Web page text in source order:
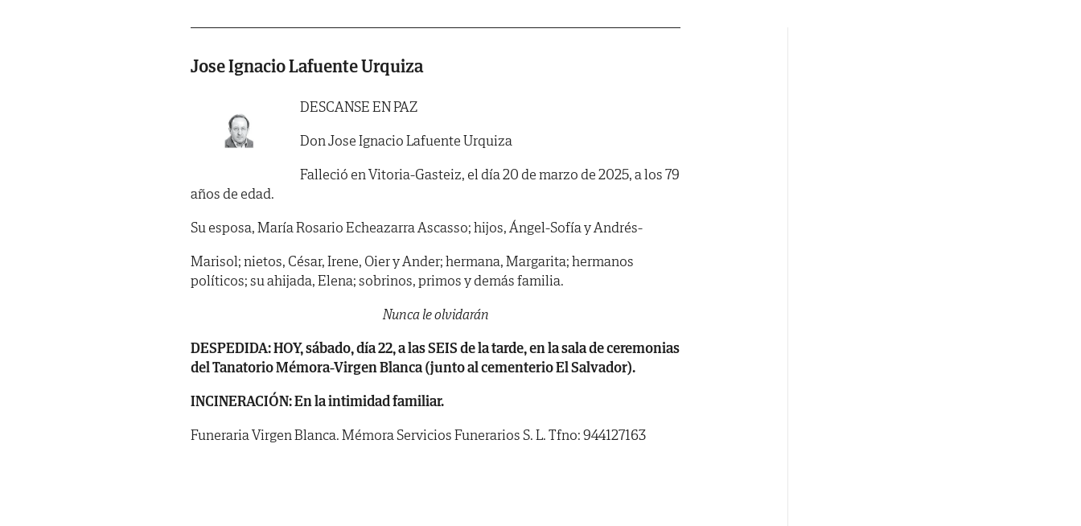
Jose Ignacio Lafuente Urquiza
DESCANSE EN PAZ
Don Jose Ignacio Lafuente Urquiza
Falleció en Vitoria-Gasteiz, el día 20 de marzo de 2025, a los 79
años de edad.
Su esposa, María Rosario Echeazarra Ascasso; hijos, Ángel-Sofía y Andrés-
Marisol; nietos, César, Irene, Oier y Ander; hermana, Margarita; hermanos
políticos; su ahijada, Elena; sobrinos, primos y demás familia.
Nunca le olvidarán
DESPEDIDA: HOY, sábado, día 22, a las SEIS de la tarde, en la sala de ceremonias
del Tanatorio Mémora-Virgen Blanca (junto al cementerio El Salvador).
INCINERACIÓN: En la intimidad familiar.
Funeraria Virgen Blanca. Mémora Servicios Funerarios S. L. Tfno: 944127163